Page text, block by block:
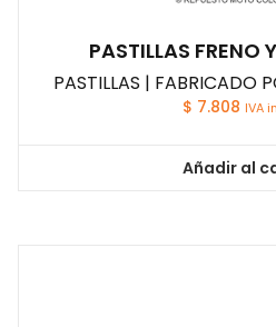
PASTILLAS FRENO
PASTILLAS | FABRICADO
$ 7.808 IVA
Añadir al